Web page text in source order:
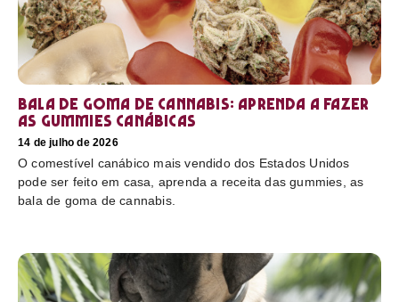
Bala de goma de cannabis: aprenda a fazer
as gummies canábicas
14 de julho de 2026
O comestível canábico mais vendido dos Estados Unidos
pode ser feito em casa, aprenda a receita das gummies, as
bala de goma de cannabis.